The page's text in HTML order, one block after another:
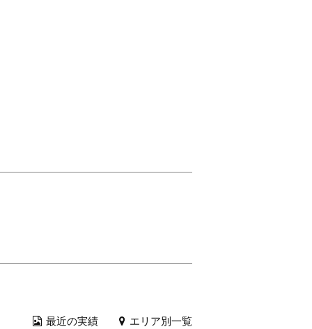
最近の実績 エリア別一覧